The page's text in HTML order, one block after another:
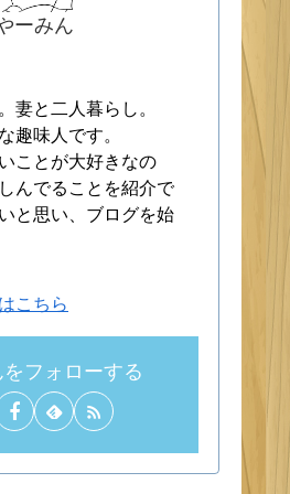
ーみん
妻と二人暮らし。
趣味人です。
ことが大好きなの
んでることを紹介で
と思い、ブログを始
こちら
フォローする